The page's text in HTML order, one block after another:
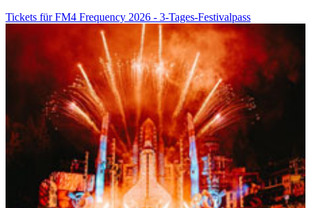
Tickets für FM4 Frequency 2026 - 3-Tages-Festivalpass